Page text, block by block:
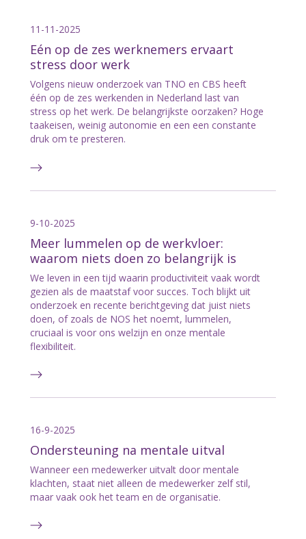
11-11-2025
Eén op de zes werknemers ervaart
stress door werk
Volgens nieuw onderzoek van TNO en CBS heeft
één op de zes werkenden in Nederland last van
stress op het werk. De belangrijkste oorzaken? Hoge
taakeisen, weinig autonomie en een een constante
druk om te presteren.
9-10-2025
Meer lummelen op de werkvloer:
waarom niets doen zo belangrijk is
We leven in een tijd waarin productiviteit vaak wordt
gezien als de maatstaf voor succes. Toch blijkt uit
onderzoek en recente berichtgeving dat juist niets
doen, of zoals de NOS het noemt, lummelen,
cruciaal is voor ons welzijn en onze mentale
flexibiliteit.
16-9-2025
Ondersteuning na mentale uitval
Wanneer een medewerker uitvalt door mentale
klachten, staat niet alleen de medewerker zelf stil,
maar vaak ook het team en de organisatie.